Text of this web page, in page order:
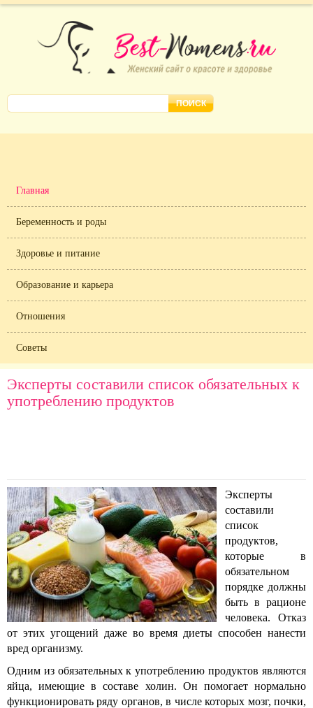
Главная
Беременность и роды
Здоровье и питание
Образование и карьера
Отношения
Советы
Эксперты составили список обязательных к
употреблению продуктов
Эксперты
составили
список
продуктов,
которые в
обязательном
порядке должны
быть в рационе
человека. Отказ
от этих угощений даже во время диеты способен нанести
вред организму.
Одним из обязательных к употреблению продуктов являются
яйца, имеющие в составе холин. Он помогает нормально
функционировать ряду органов, в числе которых мозг, почки,